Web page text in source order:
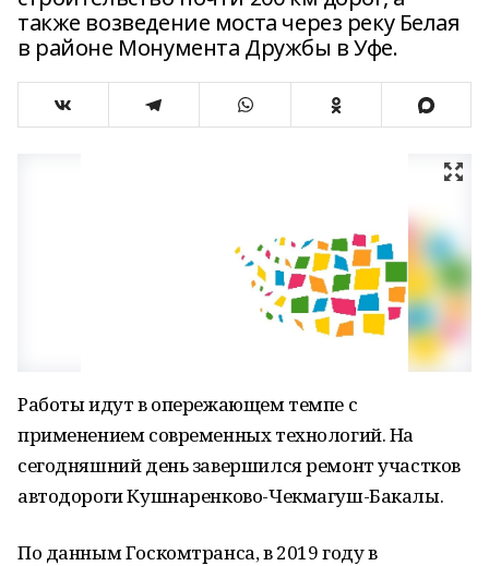
также возведение моста через реку Белая
в районе Монумента Дружбы в Уфе.
Работы идут в опережающем темпе с
применением современных технологий. На
сегодняшний день завершился ремонт участков
автодороги Кушнаренково-Чекмагуш-Бакалы.
По данным Госкомтранса, в 2019 году в